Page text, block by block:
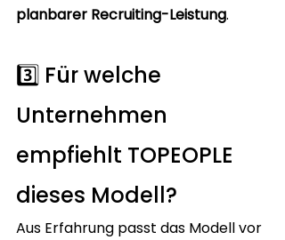
planbarer Recruiting-Leistung.
3️⃣ Für welche
Unternehmen
empfiehlt TOPEOPLE
dieses Modell?
Aus Erfahrung passt das Modell vor